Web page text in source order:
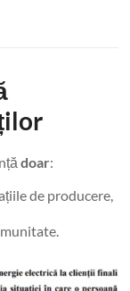
doar:
de producere,